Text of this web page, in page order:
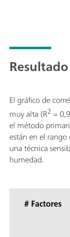
El gráfico de
muy alta (R2 =
el método
están en el
una técnica
humedad.
# Factores